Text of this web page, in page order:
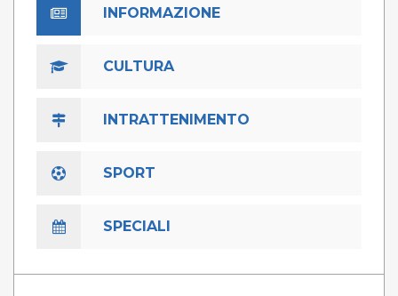
INFORMAZIONE
CULTURA
INTRATTENIMENTO
SPORT
SPECIALI